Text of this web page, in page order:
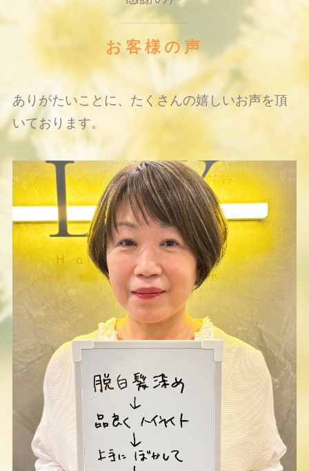
お客様の声
ありがたいことに、たくさんの嬉しいお声を頂
いております。